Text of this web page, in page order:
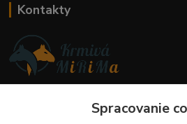
Kontakty
+421 944 394 715Spracovanie